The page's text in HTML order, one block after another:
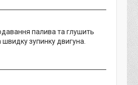
палива та глушить
зупинку двигуна.